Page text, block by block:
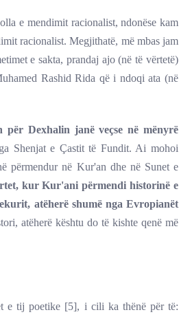
e mendimit racionalist, ndonëse kam
racionalist. Megjithatë, më mbas jam
e sakta, prandaj ajo (në të vërtetë)
Rashid Rida që i ndoqi ata (në
për Dexhalin janë veçse në mënyrë
Shenjat e Çastit të Fundit. Ai mohoi
përmendur në Kur'an dhe në Sunet e
kur Kur'ani përmendi historinë e
atëherë shumë nga Evropianët
atëherë kështu do të kishte qenë më
e tij poetike [5], i cili ka thënë për të: